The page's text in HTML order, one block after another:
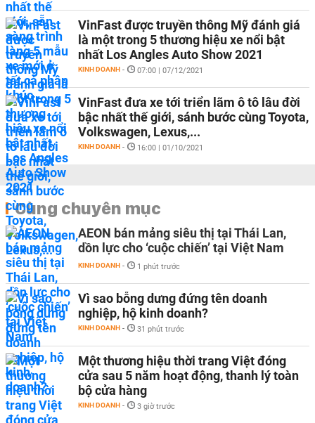
VinFast được truyền thông Mỹ đánh giá
là một trong 5 thương hiệu xe nổi bật
nhất Los Angles Auto Show 2021
KINH DOANH - 07:00 | 07/12/2021
VinFast đưa xe tới triển lãm ô tô lâu đời
bậc nhất thế giới, sánh bước cùng Toyota,
Volkswagen, Lexus,...
KINH DOANH - 16:00 | 01/10/2021
Cùng chuyên mục
AEON bán mảng siêu thị tại Thái Lan,
dồn lực cho ‘cuộc chiến’ tại Việt Nam
KINH DOANH - 1 phút trước
Vì sao bỗng dưng đứng tên doanh
nghiệp, hộ kinh doanh?
KINH DOANH - 31 phút trước
Một thương hiệu thời trang Việt đóng
cửa sau 5 năm hoạt động, thanh lý toàn
bộ cửa hàng
KINH DOANH - 3 giờ trước